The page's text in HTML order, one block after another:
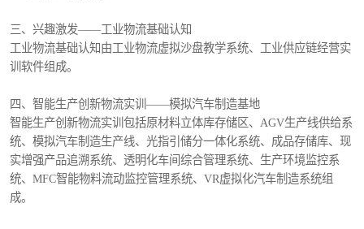
三、兴趣激发——工业物流基础认知
工业物流基础认知由工业物流虚拟沙盘教学系统、工业供应链经营实
训软件组成。
四、智能生产创新物流实训——模拟汽车制造基地
智能生产创新物流实训包括原材料立体库存储区、AGV生产线供给系
统、模拟汽车制造生产线、光指引储分一体化系统、成品存储库、现
实增强产品追溯系统、透明化车间综合管理系统、生产环境监控系
统、MFC智能物料流动监控管理系统、VR虚拟化汽车制造系统组
成。